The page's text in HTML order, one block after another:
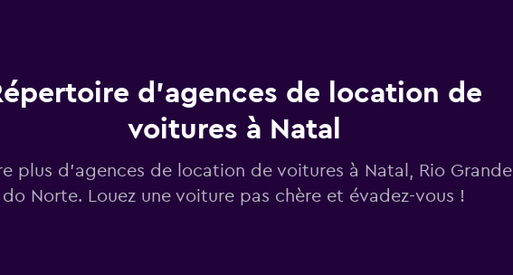
d’agences de location de
voitures à Natal
plus d’agences de location de voitures à Natal, Rio Grande
do Norte. Louez une voiture pas chère et évadez-vous !